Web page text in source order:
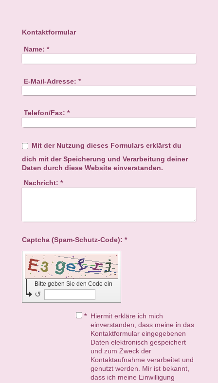
Kontaktformular
Name: *
E-Mail-Adresse: *
Telefon/Fax: *
Mit der Nutzung dieses Formulars erklärst du
dich mit der Speicherung und Verarbeitung deiner
Daten durch diese Website einverstanden.
Nachricht: *
Captcha (Spam-Schutz-Code): *
Bitte geben Sie den Code ein
↺
* Hiermit erkläre ich mich
einverstanden, dass meine in das
Kontaktformular eingegebenen
Daten elektronisch gespeichert
und zum Zweck der
Kontaktaufnahme verarbeitet und
genutzt werden. Mir ist bekannt,
dass ich meine Einwilligung